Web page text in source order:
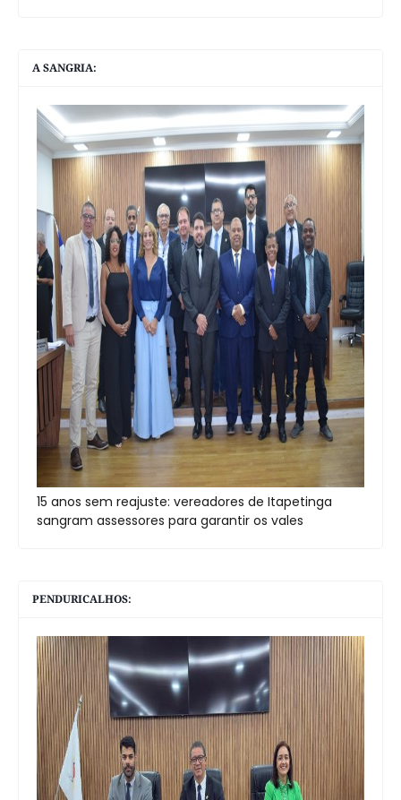
A SANGRIA:
15 anos sem reajuste: vereadores de Itapetinga
sangram assessores para garantir os vales
PENDURICALHOS: